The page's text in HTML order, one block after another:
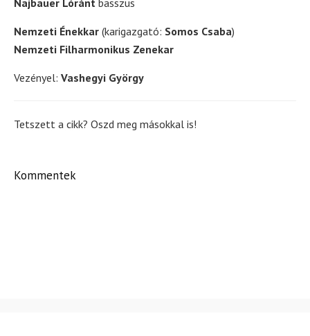
Najbauer Lóránt basszus
Nemzeti Énekkar (karigazgató: Somos Csaba)
Nemzeti Filharmonikus Zenekar
Vezényel: Vashegyi György
Tetszett a cikk? Oszd meg másokkal is!
Kommentek